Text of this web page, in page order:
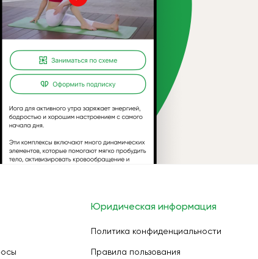
Юридическая информация
Политика конфиденциальности
Правила пользования